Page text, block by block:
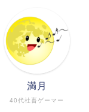
40代社畜ゲーマー
満月